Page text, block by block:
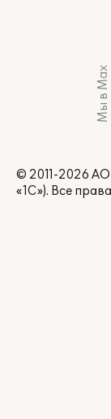
Мы в Max
© 2011-2026
«1С»). Все